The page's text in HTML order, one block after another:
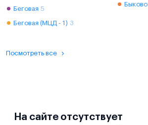
Беговая 5
Беговая (МЦД - 1) 3
Быково
Посмотреть все
На сайте отсутствует